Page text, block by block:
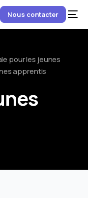
Nous contacter
pour les jeunes
apprentis